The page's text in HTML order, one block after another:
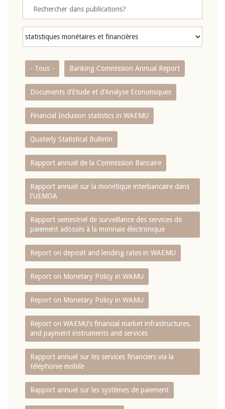
- Tous - Banking Commission Annual Report
Documents d’Etude et d’Analyse Economiques
Financial Inclusion statistics in WAEMU
Quaterly Statistical Bulletin
Rapport annuel de la Commission Bancaire
Rapport annuel sur la monétique interbancaire dans
l'UEMOA
Rapport semestriel de surveillance des services de
paiement adossés à la monnaie électronique
Report on deposit and lending rates in WAEMU
Report on Monetary Policy in WAMU
Report on Monetary Policy in WAMU
Report on WAEMU’s financial market infrastructures,
and payment instruments and services
Rapport annuel sur les services financiers via la
téléphonie mobile
Rapport annuel sur les systèmes de paiement